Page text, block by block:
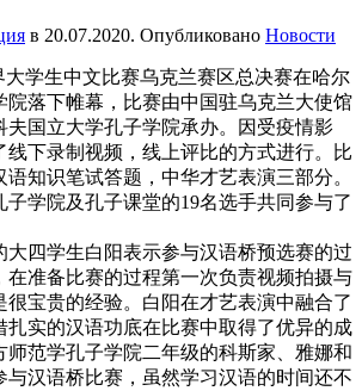
в 20.07.2020. Опубликовано Новости
大学生中文比赛乌克兰赛区总决赛在哈尔
院落下帷幕，比赛由中国驻乌克兰大使馆
夫国立大学孔子学院承办。因受疫情影
线下录制视频，线上评比的方式进行。比
知识笔试答题，中华才艺表演三部分。
学院及孔子课堂的19名选手共同参与了
大四学生白阳表示参与汉语桥预选赛的过
在准备比赛的过程第一次负责视频拍摄与
很宝贵的经验。白阳在才艺表演中融合了
扎实的汉语功底在比赛中取得了优异的成
师范学孔子学院二年级的科斯家、雅娜和
与汉语桥比赛，虽然学习汉语的时间还不